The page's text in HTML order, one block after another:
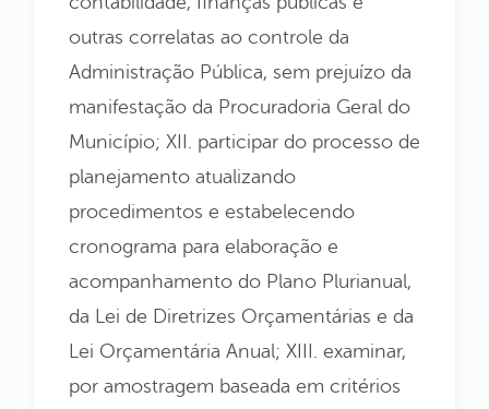
outras correlatas ao controle da
Administração Pública, sem prejuízo da
manifestação da Procuradoria Geral do
Município; XII. participar do processo de
planejamento atualizando
procedimentos e estabelecendo
cronograma para elaboração e
acompanhamento do Plano Plurianual,
da Lei de Diretrizes Orçamentárias e da
Lei Orçamentária Anual; XIII. examinar,
por amostragem baseada em critérios